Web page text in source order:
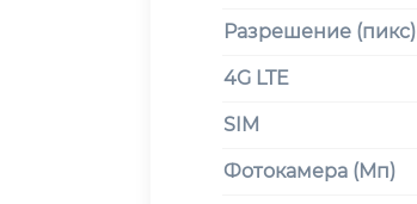
Разрешение (пикс)
4G LTE
SIM
Фотокамера (Мп)